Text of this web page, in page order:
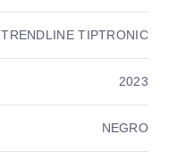
TRENDLINE TIPTRONIC
2023
NEGRO